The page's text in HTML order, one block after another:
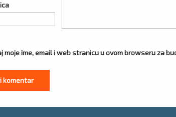
moje ime, email i web stranicu u ovom browseru za